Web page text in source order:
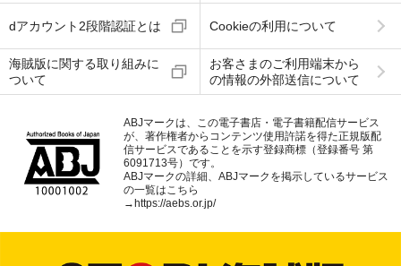
dアカウント2段階認証とは Cookieの利用について
海賊版に関する取り組みに
ついて
お客さまのご利用端末から
の情報の外部送信について
ABJマークは、この電子書店・電子書籍配信サービス
が、著作権者からコンテンツ使用許諾を得た正規版配
信サービスであることを示す登録商標（登録番号 第
6091713号）です。
ABJマークの詳細、ABJマークを掲示しているサービス
の一覧はこちら
→ https://aebs.or.jp/